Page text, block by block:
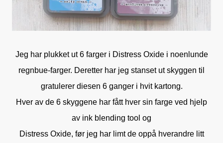
Jeg har plukket ut 6 farger i Distress Oxide i noenlunde
regnbue-farger. Deretter har jeg stanset ut skyggen til
gratulerer diesen 6 ganger i hvit kartong.
Hver av de 6 skyggene har fått hver sin farge ved hjelp
av ink blending tool og
Distress Oxide, før jeg har limt de oppå hverandre litt